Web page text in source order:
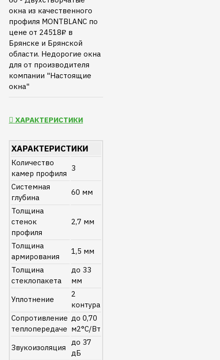
окна из качественного
профиля MONTBLANC по
цене от 24518₽ в
Брянске и Брянской
области. Недорогие окна
для от производителя
компании "Настоящие
окна"
ХАРАКТЕРИСТИКИ
ХАРАКТЕРИСТИКИ
Количество
камер профиля
3
Системная
глубина
60 мм
Толщина
стенок
профиля
2,7 мм
Толщина
армирования
1,5 мм
Толщина
стеклопакета
до 33
мм
Уплотнение
2
контура
Сопротивление
теплопередаче
до 0,70
м2°C/Вт
Звукоизоляция
до 37
дБ